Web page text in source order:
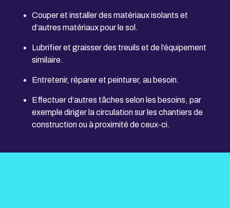
Couper et installer des matériaux isolants et
d’autres matériaux pour le sol.
Lubrifier et graisser des treuils et de l’équipement
similaire.
Entretenir, réparer et peinturer, au besoin.
Effectuer d’autres tâches selon les besoins, par
exemple diriger la circulation sur les chantiers de
construction ou à proximité de ceux-ci.